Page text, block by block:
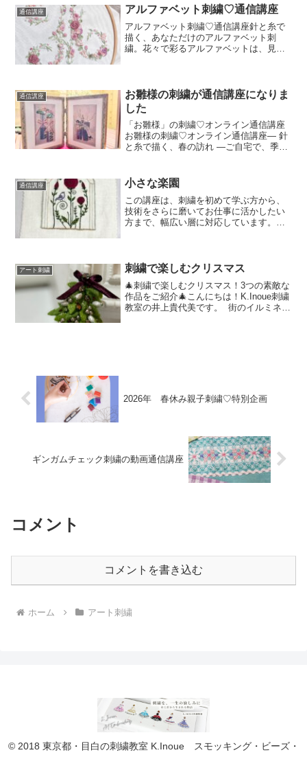
品を作ることができます１作品目シュー
ズが入る大き...
通信講座 アルファベット刺繍♡通信講座
アルファベット刺繍♡通信講座針と糸で
描く、あなただけのアルファベット刺
繍。花々で彩るアルファベットは、見て
ていく通信講座です。お好き...
通信講座
お雛様の刺繍が通信講座になりま
した
「お雛様」の刺繍♡オンライン通信講座
お雛様の刺繍♡オンライン通信講座― 針
と糸で描く、春の訪れ ―ご自宅で、季節
「お雛様」と「花瓶」の2作品を、動画レ
ッスンとキット付きで...
通信講座 小さな楽園
この講座は、刺繍を初めて学ぶ方から、
技術をさらに磨いてお仕事に活かしたい
方まで、幅広い層に対応しています。各
アート刺繍 刺繍で楽しむクリスマス
🎄刺繍で楽しむクリスマス！3つの素敵な
作品をご紹介🎄こんにちは！K.Inoue刺繍
教室の井上貴代美です。 街のイルミネー
2026年 春休み親子刺繍♡特別企画
ギンガムチェック刺繍の動画通信講座
コメント
コメントを書き込む
ホーム アート刺繍
© 2018 東京都・目白の刺繍教室 K.Inoue スモッキング・ビーズ・